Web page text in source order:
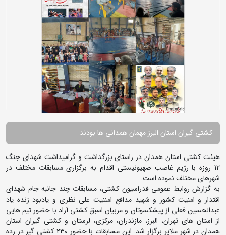
کشتی گیران استان البرز مهمان همدانی ها بودند
هیئت کشتی استان همدان در راستای بزرگداشت و گرامیداشت شهدای جنگ
12 روزه با رژیم غاصب صهیونیستی اقدام به برگزاری مسابقات مختلف در
شهرهای مختلف نموده است.
به گزارش روابط عمومی فدراسیون کشتی، مسابقات چند جانبه جام شهدای
اقتدار و امنیت کشور و شهید مدافع امننیت علی نظری و یادبود زنده یاد
عبدالحسین فعلی از پیشکسوتان و مربیان اسبق کشتی آزاد با حضور تیم هایی
از استان های تهران، البرز، مازندران، مرکزی، لرستان و کشتی گیران استان
همدان در شهر ملایر برگزار شد. این مسابقات با حضور 230 کشتی گیر در رده